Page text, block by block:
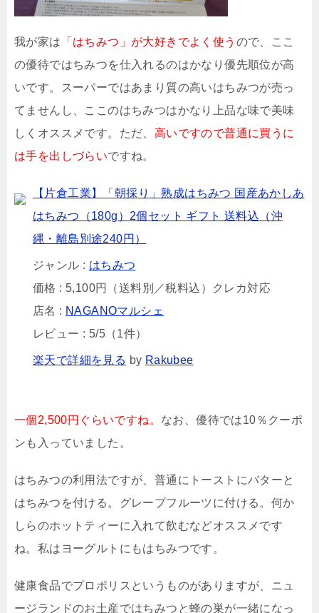
我が家は 「はちみつ」が大好きでよく使う ので、ここ
の優待ではちみつを仕入れるのはかなり優先順位が高
いです。スーパーではあまり質の高いはちみつが売っ
てませんし、ここのはちみつはかなり上品な味で美味
しくオススメです。ただ、 高いですので普通に買うに
は手を出しづらいですね。
【片倉工業】「朝採り」熟成はちみつ 国産あかしあ
はちみつ（180g）2個セット ギフト 送料込（沖
縄・離島別途240円）
ジャンル : はちみつ
価格 : 5,100円（送料別／税料込）クレカ対応
店名 : NAGANOマルシェ
レビュー : 5/5（1件）
楽天で詳細を見る by Rakubee
一個2,500円ぐらいですね。 なお、優待では10％クーポ
ンも入っていました。
はちみつの利用法ですが、普通にトーストにバターと
はちみつを付ける。グレープフルーツに付ける。何か
しらのホットティーに入れて飲むなどオススメです
ね。私はヨーグルトにもはちみつです。
健康食品でプロポリスというものがありますが、ニュ
ージランドのお土産ではちみつと蜂の巣が一緒になっ